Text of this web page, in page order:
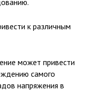
к различным
может привести
самого
напряжения в